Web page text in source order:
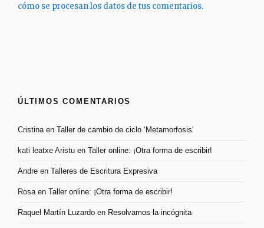
cómo se procesan los datos de tus comentarios.
ÚLTIMOS COMENTARIOS
Cristinaen Taller de cambio de ciclo ‘Metamorfosis’
kati leatxe Aristu en Taller online: ¡Otra forma de escribir!
Andre en Talleres de Escritura Expresiva
Rosaen Taller online: ¡Otra forma de escribir!
Raquel Martín Luzardo en Resolvamos la incógnita